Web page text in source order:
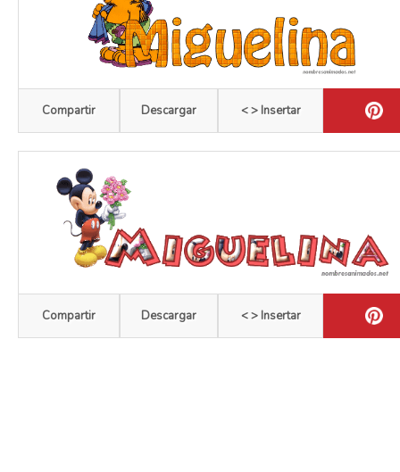
Compartir Descargar < > Insertar
Compartir Descargar < > Insertar